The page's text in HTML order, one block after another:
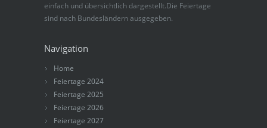
einfach und übersichtlich dargestellt.Die Feiertage
sind nach Bundesländern ausgegeben.
Navigation
Home
Feiertage 2024
Feiertage 2025
Feiertage 2026
Feiertage 2027